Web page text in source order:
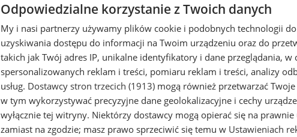
Odpowiedzialne korzystanie z Twoich danych
My i nasi partnerzy używamy plików cookie i podobnych technologii
uzyskiwania dostępu do informacji na Twoim urządzeniu oraz do
takich jak Twój adres IP, unikalne identyfikatory i dane przeglądania, w
spersonalizowanych reklam i treści, pomiaru reklam i treści, analizy
usług. Dostawcy stron trzecich (1913) mogą również przetwarzać
w tym wykorzystywać precyzyjne dane geolokalizacyjne i cechy
wyłącznie tej witryny. Niektórzy dostawcy mogą opierać się na
zamiast na zgodzie; masz prawo sprzeciwić się temu w Ustawieniach